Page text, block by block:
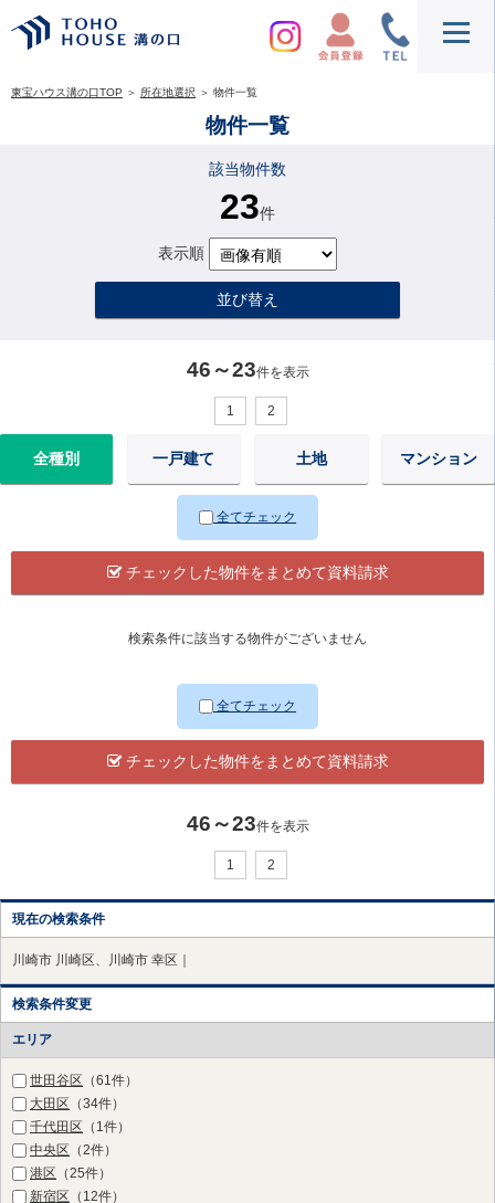
東宝ハウス溝の口TOP ＞ 所在地選択 ＞ 物件一覧
物件一覧
該当物件数
23件
表示順
並び替え
46～23件を表示
1 2
全種別 一戸建て 土地 マンション
全てチェック
チェックした物件をまとめて資料請求
検索条件に該当する物件がございません
全てチェック
チェックした物件をまとめて資料請求
46～23件を表示
1 2
現在の検索条件
川崎市 川崎区、川崎市 幸区｜
検索条件変更
エリア
世田谷区 （61件）
大田区 （34件）
千代田区 （1件）
中央区 （2件）
港区 （25件）
新宿区 （12件）